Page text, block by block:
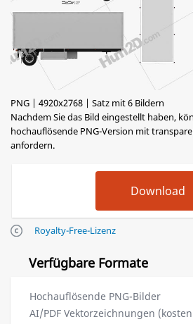
PNG | 4920x2768 | Satz mit 6 Bildern
Nachdem Sie das Bild eingestellt haben,
hochauflösende PNG-Version mit
anfordern.
Royalty-Free-Lizenz
Verfügbare Formate
Hochauflösende PNG-Bilder
AI/PDF Vektorzeichnungen